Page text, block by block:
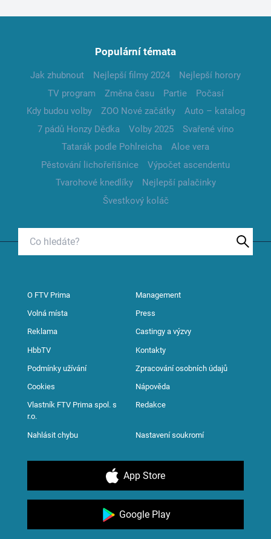
Populární témata
Jak zhubnout Nejlepší filmy 2024
Nejlepší horory
TV program
Změna času Partie
Počasí
Kdy budou volby
ZOO Nové začátky
Auto – katalog
7 pádů Honzy Dědka
Volby 2025
Svařené víno
Tatarák podle Pohlreicha
Aloe vera
Pěstování lichořeřišnice
Výpočet ascendentu
Tvarohové knedlíky
Nejlepší palačinky
Švestkový koláč
O FTV Prima Management
Volná místa Press
Reklama Castingy a výzvy
HbbTV Kontakty
Podmínky užívání Zpracování osobních údajů
Cookies Nápověda
Vlastník FTV Prima spol. s
r.o.
Redakce
Nahlásit chybu Nastavení soukromí
App Store
Google Play